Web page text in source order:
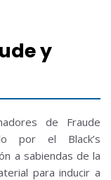
y
de Fraude
por el Black’s
a sabiendas de la
para inducir a